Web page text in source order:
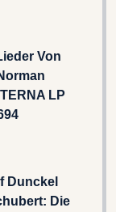
Von
LP
Dunckel
Die